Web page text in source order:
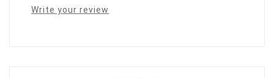
Write your review